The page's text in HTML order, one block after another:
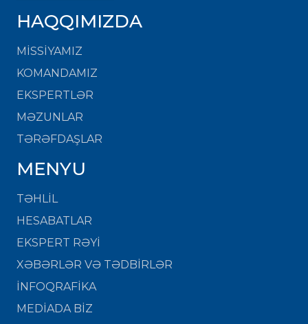
HAQQIMIZDA
MISSIYAMIZ
KOMANDAMIZ
EKSPERTLƏR
MƏZUNLAR
TƏRƏFDAŞLAR
MENYU
TƏHLİL
HESABATLAR
EKSPERT RƏYİ
XƏBƏRLƏR VƏ TƏDBİRLƏR
İNFOQRAFİKA
MEDİADA BİZ